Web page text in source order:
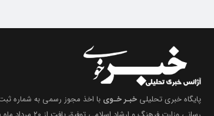
پایگاه خبری تحلیلی خبـر خـوی